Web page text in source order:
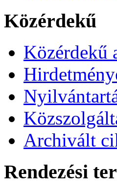
Közérdekű
Közérdekű
Archivált
Rendezési